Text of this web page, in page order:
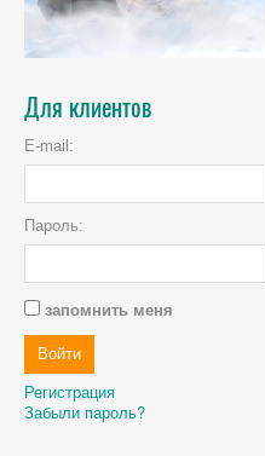
Для клиентов
E-mail:
Пароль:
запомнить меня
Регистрация
Забыли пароль?